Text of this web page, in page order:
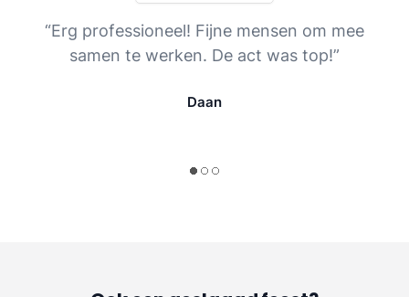
“Erg professioneel! Fijne mensen om mee
samen te werken. De act was top!”
Daan